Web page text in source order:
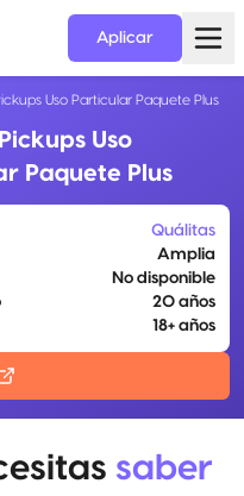
Aplicar
Uso Particular Paquete Plus
Uso
Paquete Plus
Quálitas
Amplia
No disponible
20 años
18+ años
saber